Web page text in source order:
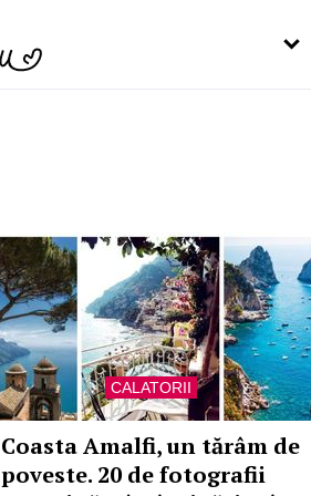
CALATORII
Coasta Amalfi, un tărâm de
poveste. 20 de fotografii